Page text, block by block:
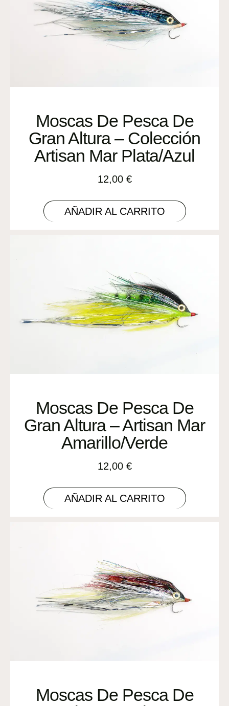
Moscas De Pesca De
Gran Altura – Colección
Artisan Mar Plata/Azul
12,00 €
AÑADIR AL CARRITO
Moscas De Pesca De
Gran Altura – Artisan Mar
Amarillo/Verde
12,00 €
AÑADIR AL CARRITO
Moscas De Pesca De